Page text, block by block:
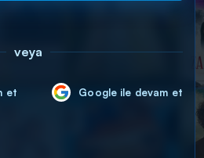
veya
et Google ile devam et